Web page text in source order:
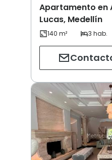
Apartamento en
Lucas, Medellín